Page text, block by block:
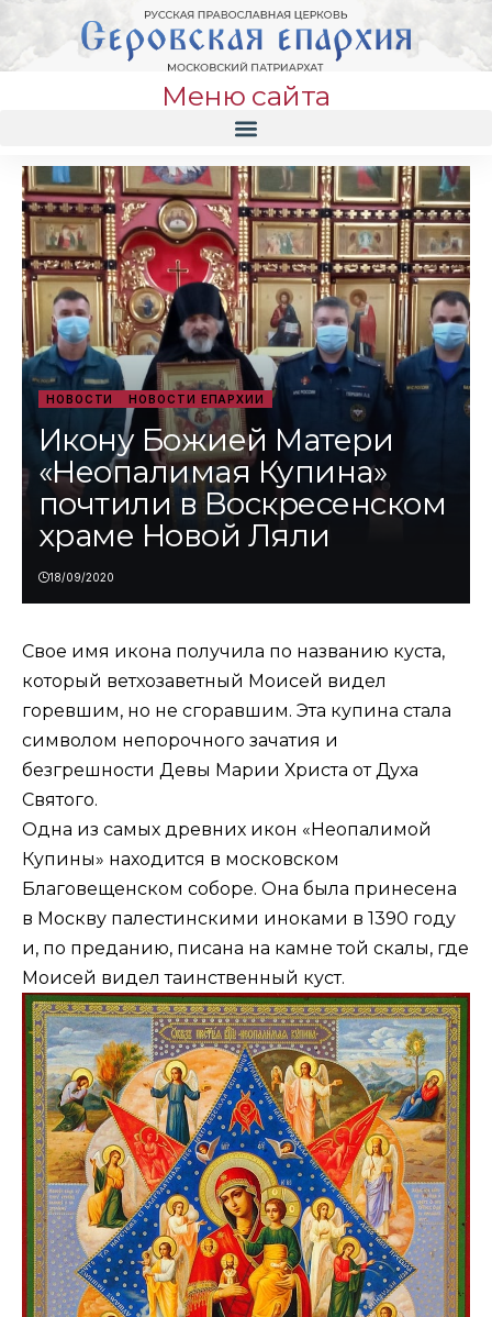
Меню сайта
НОВОСТИ НОВОСТИ ЕПАРХИИ
Икону Божией Матери
«Неопалимая Купина»
почтили в Воскресенском
храме Новой Ляли
18/09/2020
Свое имя икона получила по названию куста,
который ветхозаветный Моисей видел
горевшим, но не сгоравшим. Эта купина стала
символом непорочного зачатия и
безгрешности Девы Марии Христа от Духа
Святого.
Одна из самых древних икон «Неопалимой
Купины» находится в московском
Благовещенском соборе. Она была принесена
в Москву палестинскими иноками в 1390 году
и, по преданию, писана на камне той скалы, где
Моисей видел таинственный куст.